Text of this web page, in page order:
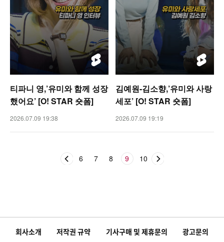
티파니 영,’유미와 함께 성장
했어요’ [O! STAR 숏폼]
2026.07.09 19:38
김예원-김소향,’유미와 사랑
세포’ [O! STAR 숏폼]
2026.07.09 19:19
6 7 8 9 10
회사소개 저작권 규약 기사구매 및 제휴문의 광고문의